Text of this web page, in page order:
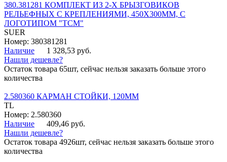
380.381281 КОМПЛЕКТ ИЗ 2-Х БРЫЗГОВИКОВ
РЕЛЬЕФНЫХ С КРЕПЛЕНИЯМИ, 450Х300ММ, С
ЛОГОТИПОМ "ТСМ"
SUER
Номер: 380381281
Наличие
1 328,53 руб.
Нашли дешевле?
Остаток товара 65шт, сейчас нельзя заказать больше этого
количества
2.580360 КАРМАН СТОЙКИ, 120ММ
TL
Номер: 2.580360
Наличие
409,46 руб.
Нашли дешевле?
Остаток товара 4926шт, сейчас нельзя заказать больше этого
количества